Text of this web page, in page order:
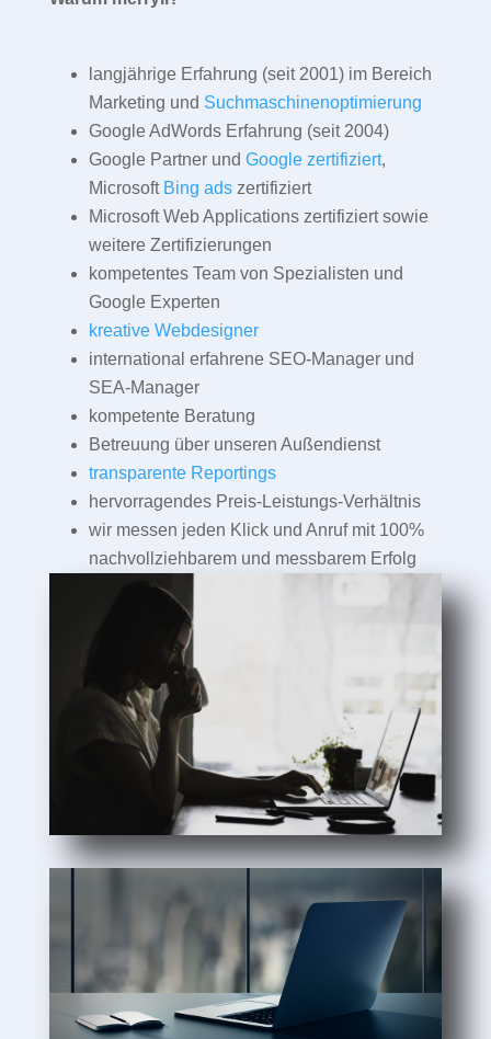
langjährige Erfahrung (seit 2001) im Bereich
Marketing und Suchmaschinenoptimierung
Google AdWords Erfahrung (seit 2004)
Google Partner und Google zertifiziert,
Microsoft Bing adszertifiziert
Microsoft Web Applications zertifiziert sowie
weitere Zertifizierungen
kompetentes Team von Spezialisten und
Google Experten
kreative Webdesigner
international erfahrene SEO-Manager und
SEA-Manager
kompetente Beratung
Betreuung über unseren Außendienst
transparente Reportings
hervorragendes Preis-Leistungs-Verhältnis
wir messen jeden Klick und Anruf mit 100%
nachvollziehbarem und messbarem Erfolg